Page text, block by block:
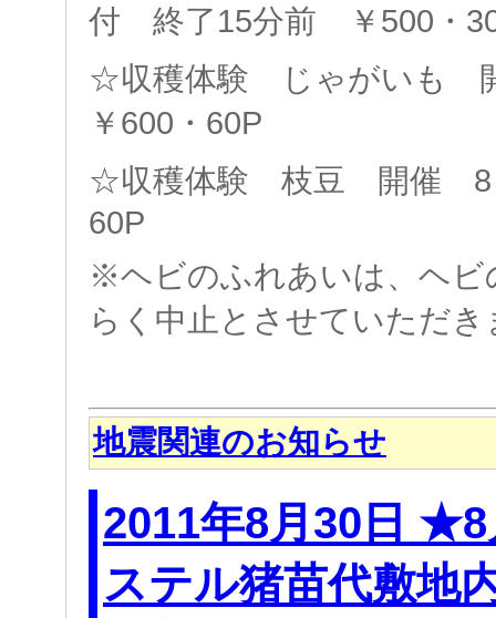
付 終了15分前 ￥500・
☆収穫体験 じゃがいも
￥600・60P
☆収穫体験 枝豆 開催
60P
※ヘビのふれあいは、ヘビ
らく中止とさせていただき
地震関連のお知らせ
2011年8月30日
ステル猪苗代敷地